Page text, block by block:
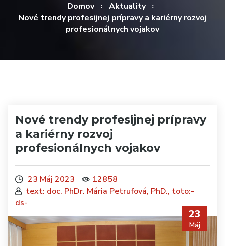
Domov
Aktuality
Nové trendy profesijnej prípravy a kariérny rozvoj
profesionálnych vojakov
Nové trendy profesijnej prípravy
a kariérny rozvoj
profesionálnych vojakov
23 Máj 2023
12858
text: doc. PhDr. Mária Petrufová, PhD., toto:-
ds-
23
Máj